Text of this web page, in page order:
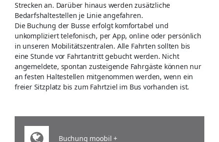
Strecken an. Darüber hinaus werden zusätzliche
Bedarfshaltestellen je Linie angefahren.
Die Buchung der Busse erfolgt komfortabel und
unkompliziert telefonisch, per App, online oder persönlich
in unseren Mobilitätszentralen. Alle Fahrten sollten bis
eine Stunde vor Fahrtantritt gebucht werden. Nicht
angemeldete, spontan zusteigende Fahrgäste können nur
an festen Haltestellen mitgenommen werden, wenn ein
freier Sitzplatz bis zum Fahrtziel im Bus vorhanden ist.
Buchung moobil +